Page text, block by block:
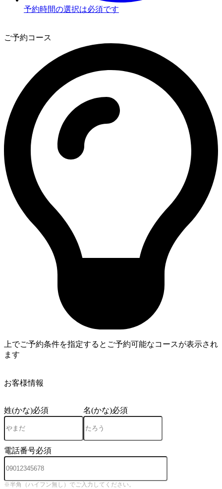
予約時間の選択は必須です
ご予約コース
上でご予約条件を指定するとご予約可能なコースが表示され
ます
お客様情報
姓(かな)必須 名(かな)必須
電話番号必須
※半角（ハイフン無し）でご入力してください。